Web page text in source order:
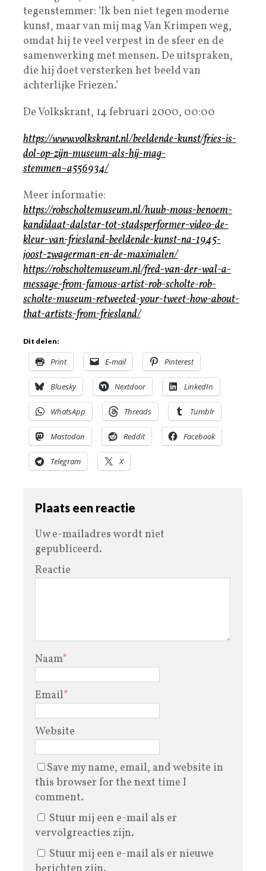
tegenstemmer: ‘Ik ben niet tegen moderne
kunst, maar van mij mag Van Krimpen weg,
omdat hij te veel verpest in de sfeer en de
samenwerking met mensen. De uitspraken,
die hij doet versterken het beeld van
achterlijke Friezen.’
De Volkskrant, 14 februari 2000, 00:00
https://www.volkskrant.nl/beeldende-kunst/fries-is-
dol-op-zijn-museum-als-hij-mag-
stemmen~a556934/
Meer informatie:
https://robscholtemuseum.nl/huub-mous-benoem-
kandidaat-dalstar-tot-stadsperformer-video-de-
kleur-van-friesland-beeldende-kunst-na-1945-
joost-zwagerman-en-de-maximalen/
https://robscholtemuseum.nl/fred-van-der-wal-a-
message-from-famous-artist-rob-scholte-rob-
scholte-museum-retweeted-your-tweet-how-about-
that-artists-from-friesland/
Dit delen:
Print E-mail Pinterest
Bluesky Nextdoor LinkedIn
WhatsApp Threads Tumblr
Mastodon Reddit Facebook
Telegram X
Plaats een reactie
Uw e-mailadres wordt niet
gepubliceerd.
Reactie
Naam*
Email*
Website
Save my name, email, and website in
this browser for the next time I
comment.
Stuur mij een e-mail als er
vervolgreacties zijn.
Stuur mij een e-mail als er nieuwe